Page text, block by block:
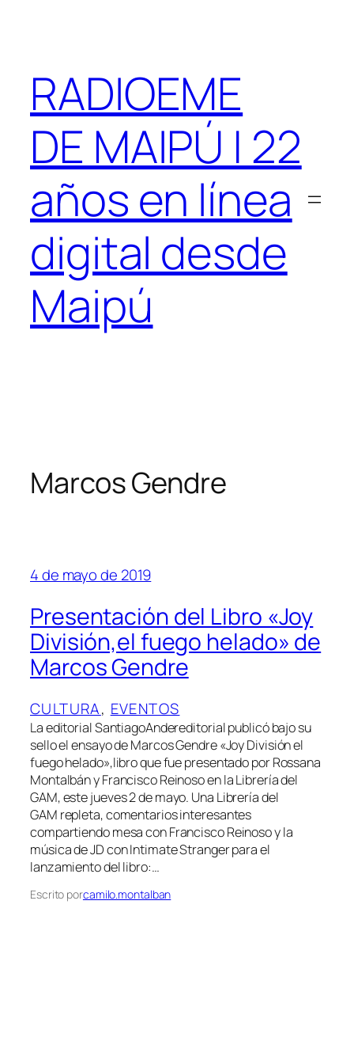
RADIOEME
DE MAIPÚ | 22
años en línea
digital desde
Maipú
Marcos Gendre
4 de mayo de 2019
Presentación del Libro «Joy
División,el fuego helado» de
Marcos Gendre
CULTURA, EVENTOS
La editorial SantiagoAndereditorial publicó bajo su
sello el ensayo de Marcos Gendre «Joy División el
fuego helado»,libro que fue presentado por Rossana
Montalbán y Francisco Reinoso en la Librería del
GAM, este jueves 2 de mayo. Una Librería del
GAM repleta, comentarios interesantes
compartiendo mesa con Francisco Reinoso y la
música de JD con Intimate Stranger para el
lanzamiento del libro:…
Escrito porcamilo.montalban